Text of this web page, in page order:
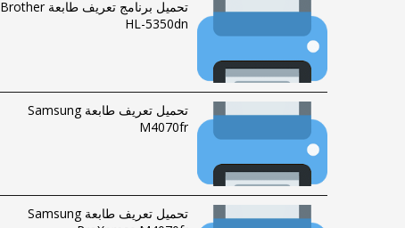
تحميل برنامج تعريف طابعة Brother
HL-5350dn
تحميل تعريف طابعة Samsung
M4070fr
تحميل تعريف طابعة Samsung